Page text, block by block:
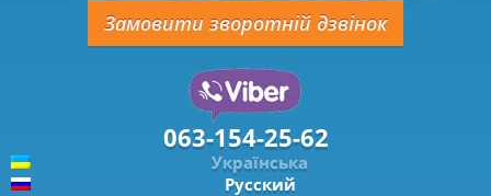
Замовити зворотній дзвінок
063-154-25-62
Українська
Русский